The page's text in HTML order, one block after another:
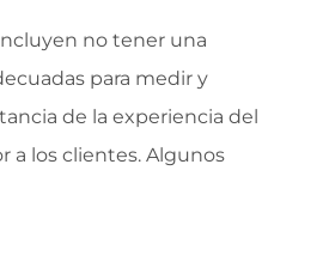
no tener una
para medir y
de la experiencia del
a los clientes. Algunos